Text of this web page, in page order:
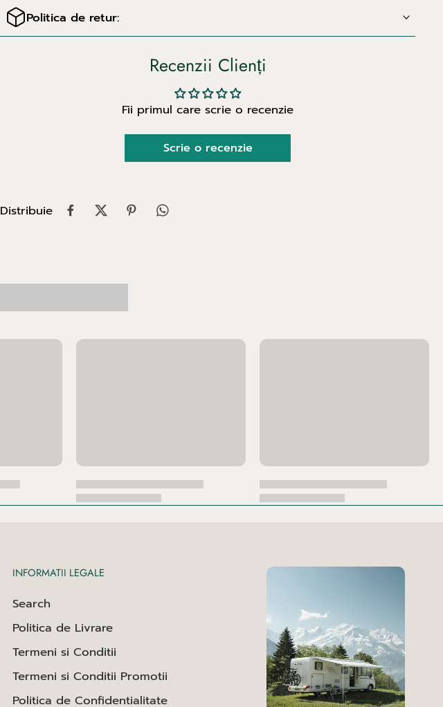
Politica de retur:
Recenzii Clienți
Fii primul care scrie o recenzie
Scrie o recenzie
Distribuie
INFORMATII LEGALE
Search
Politica de Livrare
Termeni si Conditii
Termeni si Conditii Promotii
Politica de Confidentialitate